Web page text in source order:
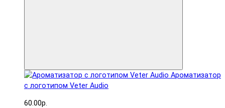
Ароматизатор
с логотипом Veter Audio
60.00р.